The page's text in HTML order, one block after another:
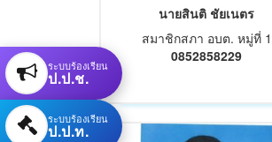
นายสินติ ชัยเนตร
สมาชิกสภา อบต. หมู่ที่ 1
0852858229
ระบบร้องเรียน
ป.ป.ช.
ระบบร้องเรียน
ป.ป.ท.